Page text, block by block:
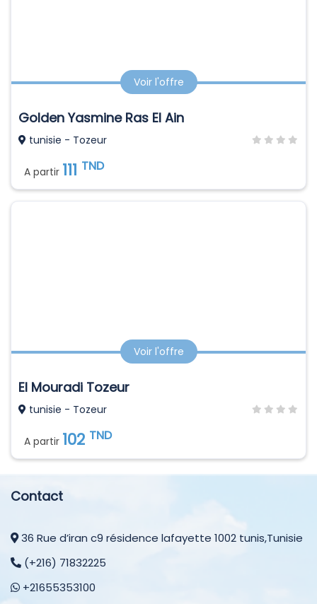
Voir l'offre
Golden Yasmine Ras El Ain
tunisie - Tozeur
A partir 111 TND
Voir l'offre
El Mouradi Tozeur
tunisie - Tozeur
A partir 102 TND
Contact
36 Rue d’iran c9 résidence lafayette 1002 tunis,Tunisie
(+216) 71832225
+21655353100